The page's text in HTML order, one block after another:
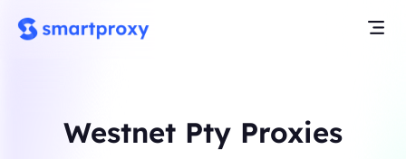
Westnet Pty Proxies